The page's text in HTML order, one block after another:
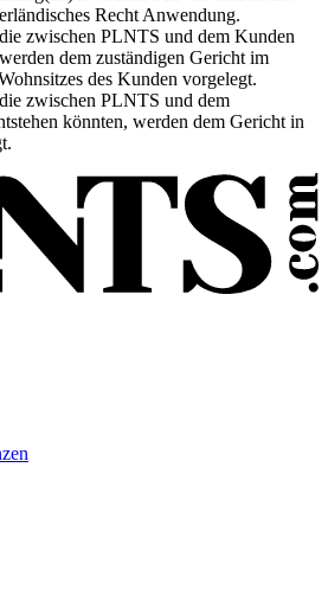
Recht Anwendung.
zwischen PLNTS und dem Kunden
dem zuständigen Gericht im
des Kunden vorgelegt.
zwischen PLNTS und dem
könnten, werden dem Gericht in